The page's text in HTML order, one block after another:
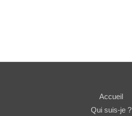
Accueil
Qui suis-je ?